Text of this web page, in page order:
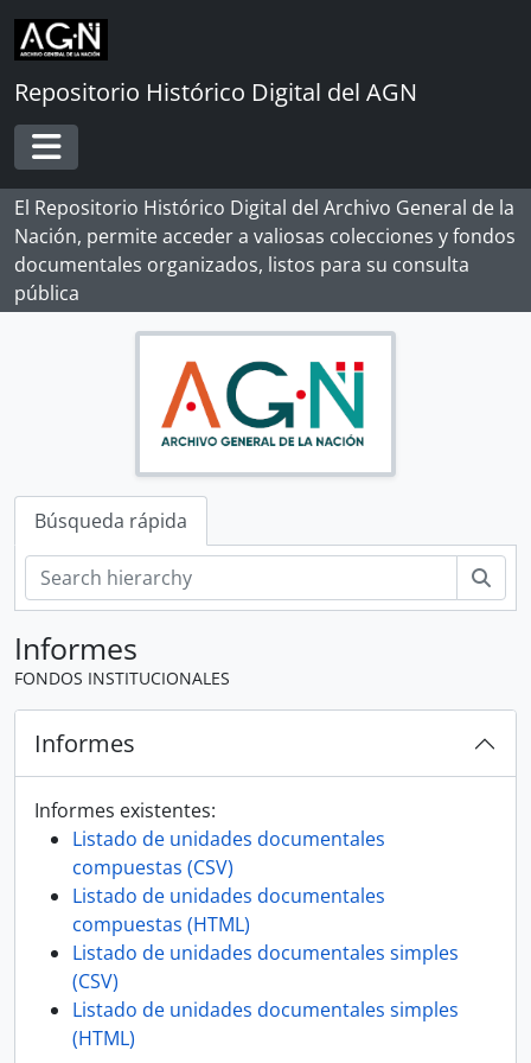
Skip to main content
Repositorio Histórico Digital del AGN
Toggle navigation
El Repositorio Histórico Digital del Archivo General de la
Nación, permite acceder a valiosas colecciones y fondos
documentales organizados, listos para su consulta
pública
Búsqueda rápida
Informes
FONDOS INSTITUCIONALES
Informes
Informes existentes:
Listado de unidades documentales
compuestas (CSV)
Listado de unidades documentales
compuestas (HTML)
Listado de unidades documentales simples
(CSV)
Listado de unidades documentales simples
(HTML)